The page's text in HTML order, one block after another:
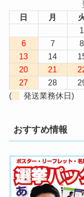
日
月
1
6
7 8
13
14
20
21
27
28
(
発送業務休日)
おすすめ情報